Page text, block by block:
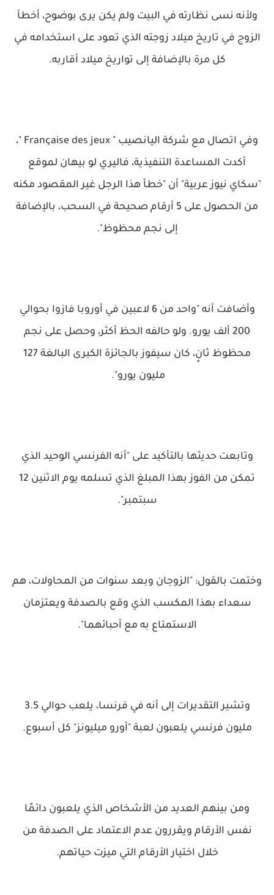
ولأنه نسى نظارته في البيت ولم يكن يرى بوضوح، أخطأ
الزوج في تاريخ ميلاد زوجته الذي تعود على استخدامه في
كل مرة بالإضافة إلى تواريخ ميلاد أقاربه.
وفي اتصال مع شركة اليانصيب " Française des jeux "،
أكدت المساعدة التنفيذية، فاليري لو بيهان لموقع
"سكاي نيوز عربية" أن "خطأ هذا الرجل غير المقصود مكنه
من الحصول على 5 أرقام صحيحة في السحب، بالإضافة
إلى نجم محظوظ".
وأضافت أنه "واحد من 6 لاعبين في أوروبا فازوا بحوالي
200 ألف يورو. ولو حالفه الحظ أكثر، وحصل على نجم
محظوظ ثانٍ، كان سيفوز بالجائزة الكبرى البالغة 127
مليون يورو".
وتابعت حديثها بالتأكيد على "أنه الفرنسي الوحيد الذي
تمكن من الفوز بهذا المبلغ الذي تسلمه يوم الاثنين 12
سبتمبر".
وختمت بالقول: "الزوجان وبعد سنوات من المحاولات، هم
سعداء بهذا المكسب الذي وقع بالصدفة ويعتزمان
الاستمتاع به مع أحبائهما".
وتشير التقديرات إلى أنه في فرنسا، يلعب حوالي 3.5
مليون فرنسي يلعبون لعبة "أورو ميليونز" كل أسبوع.
ومن بينهم العديد من الأشخاص الذي يلعبون دائمًا
نفس الأرقام ويقررون عدم الاعتماد على الصدفة من
خلال اختيار الأرقام التي ميزت حياتهم.